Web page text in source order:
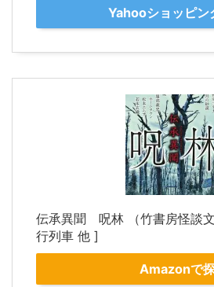
Yahooショッピン
伝承異聞 呪林 （竹書房怪談
行列車 他 ]
Amazonで